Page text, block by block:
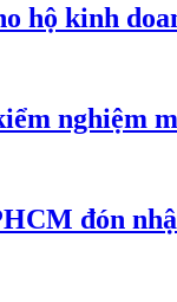
hộ kinh
nghiệm
đón